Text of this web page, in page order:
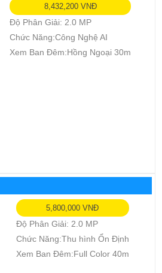
8,432,200 VNĐ
Độ Phân Giải: 2.0 MP
Chức Năng:Công Nghệ AI
Xem Ban Đêm:Hồng Ngoại 30m
5,800,000 VNĐ
Độ Phân Giải: 2.0 MP
Chức Năng:Thu hình Ổn Định
Xem Ban Đêm:Full Color 40m